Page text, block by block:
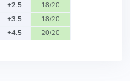
+2.5
18/20
+3.5
18/20
+4.5
20/20